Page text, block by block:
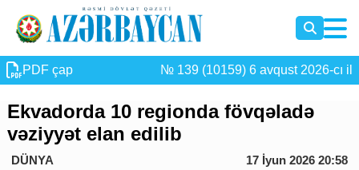
PDF çap № 139 (10159) 6 avqust 2026-cı il
Ekvadorda 10 regionda fövqəladə
vəziyyət elan edilib
DÜNYA 17 İyun 2026 20:58